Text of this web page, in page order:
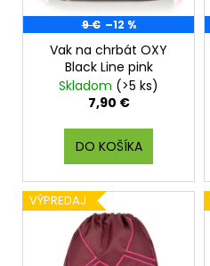
o
d 9 € –12 %
Vak na chrbát OXY
Black Line pink
Skladom (>5 ks)
7,90 €
DO KOŠÍKA
VÝPREDAJ